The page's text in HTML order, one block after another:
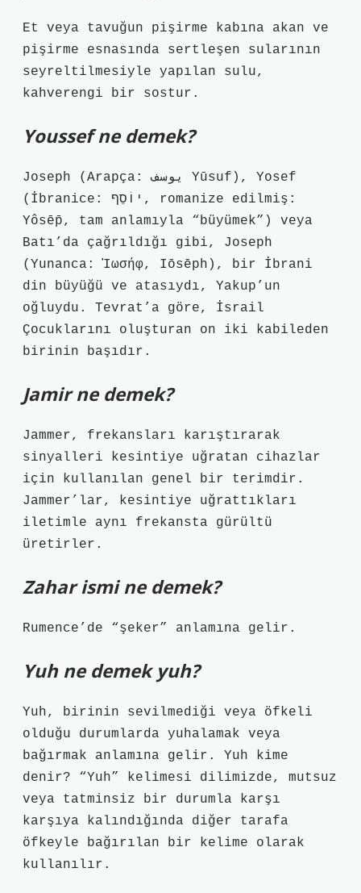
Et veya tavuğun pişirme kabına akan ve
pişirme esnasında sertleşen sularının
seyreltilmesiyle yapılan sulu,
kahverengi bir sostur.
Youssef ne demek?
Joseph (Arapça: يوسف Yūsuf), Yosef
(İbranice: יוֹסֵף‎, romanize edilmiş:
Yôsēp̄, tam anlamıyla “büyümek”) veya
Batı’da çağrıldığı gibi, Joseph
(Yunanca: Ἰωσήφ, Iōsēph), bir İbrani
din büyüğü ve atasıydı, Yakup’un
oğluydu. Tevrat’a göre, İsrail
Çocuklarını oluşturan on iki kabileden
birinin başıdır.
Jamir ne demek?
Jammer, frekansları karıştırarak
sinyalleri kesintiye uğratan cihazlar
için kullanılan genel bir terimdir.
Jammer’lar, kesintiye uğrattıkları
iletimle aynı frekansta gürültü
üretirler.
Zahar ismi ne demek?
Rumence’de “şeker” anlamına gelir.
Yuh ne demek yuh?
Yuh, birinin sevilmediği veya öfkeli
olduğu durumlarda yuhalamak veya
bağırmak anlamına gelir. Yuh kime
denir? “Yuh” kelimesi dilimizde, mutsuz
veya tatminsiz bir durumla karşı
karşıya kalındığında diğer tarafa
öfkeyle bağırılan bir kelime olarak
kullanılır.